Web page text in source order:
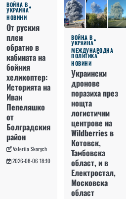
ВОЙНА В
УКРАЙНА
НОВИНИ
От руския
плен
обратно в
кабината на
бойния
хеликоптер:
Историята на
Иван
Пепеляшко
от
Болградския
район
Valeriia Skorych
2026-08-06 18:10
ВОЙНА В
УКРАЙНА
МЕЖДУНАРОДНА
ПОЛИТИКА
НОВИНИ
Украински
дронове
поразиха през
нощта
логистични
центрове на
Wildberries в
Котовск,
Тамбовска
област, и в
Електростал,
Московска
област